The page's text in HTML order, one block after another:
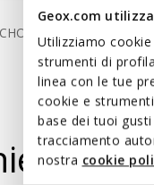
Geox.com
Utilizziamo
strumenti di
linea con le tue
cookie e
base dei tuoi
tracciamento
nostra cookie